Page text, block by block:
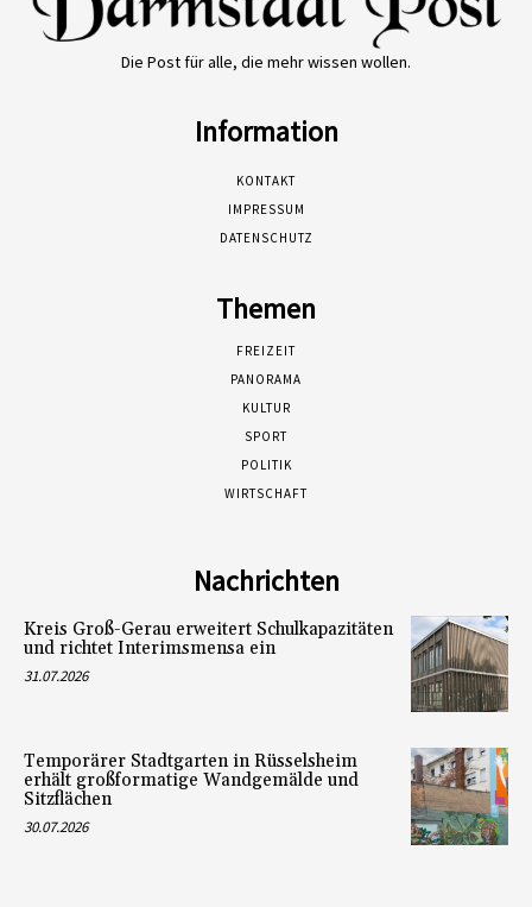
Die Post für alle, die mehr wissen wollen.
Information
KONTAKT
IMPRESSUM
DATENSCHUTZ
Themen
FREIZEIT
PANORAMA
KULTUR
SPORT
POLITIK
WIRTSCHAFT
Nachrichten
Kreis Groß-Gerau erweitert Schulkapazitäten
und richtet Interimsmensa ein
31.07.2026
Temporärer Stadtgarten in Rüsselsheim
erhält großformatige Wandgemälde und
Sitzflächen
30.07.2026